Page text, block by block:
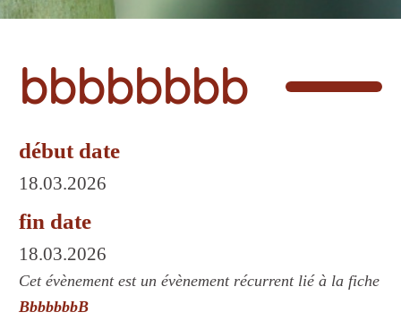
bbbbbbbb
début date
18.03.2026
fin date
18.03.2026
Cet évènement est un évènement récurrent lié à la fiche
BbbbbbbB